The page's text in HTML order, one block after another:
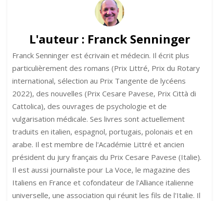
aubergines
épinards
L'auteur : Franck Senninger
Franck Senninger est écrivain et médecin. Il écrit plus
particulièrement des romans (Prix Littré, Prix du Rotary
international, sélection au Prix Tangente de lycéens
2022), des nouvelles (Prix Cesare Pavese, Prix Città di
Cattolica), des ouvrages de psychologie et de
vulgarisation médicale. Ses livres sont actuellement
traduits en italien, espagnol, portugais, polonais et en
arabe. Il est membre de l'Académie Littré et ancien
président du jury français du Prix Cesare Pavese (Italie).
Il est aussi journaliste pour La Voce, le magazine des
Italiens en France et cofondateur de l'Alliance italienne
universelle, une association qui réunit les fils de l'Italie. Il